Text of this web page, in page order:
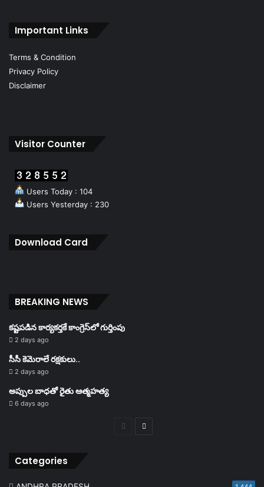
Important Links
Terms & Condition
Privacy Policy
Disclaimer
Visitor Counter
Users Today : 104
Users Yesterday : 230
Download Card
BREAKING NEWS
కష్టపడిన కార్యకర్తకే కాంగ్రెస్‌లో గుర్తింపు
2 days ago
సీసీ కెమెరాలే రక్షకులు..
2 days ago
అప్పుల బాధతో రైతు ఆత్మహత్య
6 days ago
PreviousNext
Categories